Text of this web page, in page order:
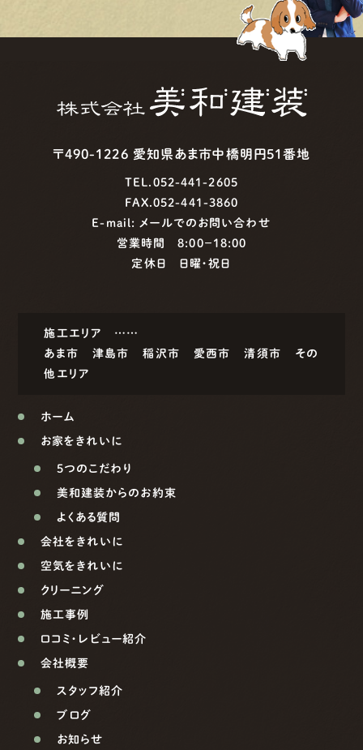
〒490-1226 愛知県あま市中橋明円51番地
TEL.052-441-2605
FAX.052-441-3860
E-mail: メールでのお問い合わせ
営業時間 8:00−18:00
定休日 日曜・祝日
施工エリア ……
あま市
津島市 稲沢市 愛西市 清須市
その
他エリア
ホーム
お家をきれいに
5つのこだわり
美和建装からのお約束
よくある質問
会社をきれいに
空気をきれいに
クリーニング
施工事例
口コミ・レビュー紹介
会社概要
スタッフ紹介
ブログ
お知らせ